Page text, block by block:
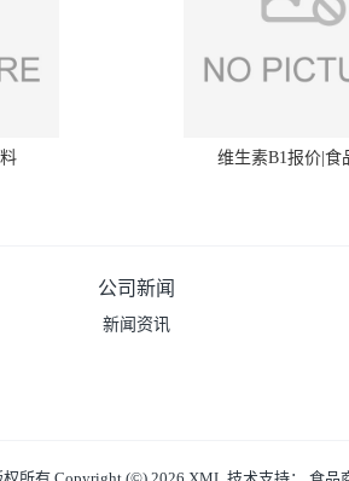
维生素B1报价|食
公司新闻
新闻资讯